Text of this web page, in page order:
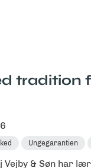
tradition
Ungegarantien
Vejby & Søn har